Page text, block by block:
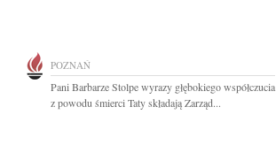
POZNAŃ
Pani Barbarze Stolpe wyrazy głębokiego współczucia
z powodu śmierci Taty składają Zarząd...